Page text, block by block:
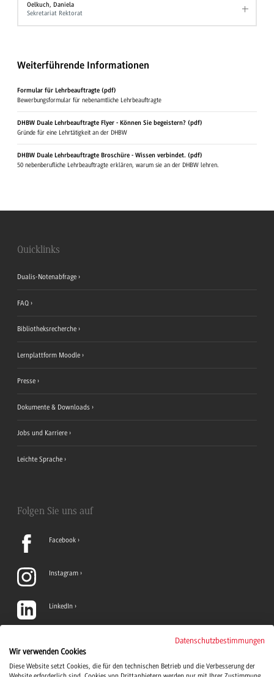
Oelkuch, Daniela
Sekretariat Rektorat
Weiterführende Informationen
Formular für Lehrbeauftragte (pdf)
Bewerbungsformular für nebenamtliche Lehrbeauftragte
DHBW Duale Lehrbeauftragte Flyer - Können Sie begeistern? (pdf)
Gründe für eine Lehrtätigkeit an der DHBW
DHBW Duale Lehrbeauftragte Broschüre - Wissen verbindet. (pdf)
50 nebenberufliche Lehrbeauftragte erklären, warum sie an der DHBW lehren.
Quicklinks
Dualis-Notenabfrage
FAQ
Bibliotheksrecherche
Lernplattform Moodle
Presse
Dokumente & Downloads
Jobs und Karriere
Leichte Sprache
Folgen Sie uns auf
Facebook
Instagram
LinkedIn
YouTube
Datenschutzbestimmungen
Wir verwenden Cookies
Diese Website setzt Cookies, die für den technischen Betrieb und die Verbesserung der